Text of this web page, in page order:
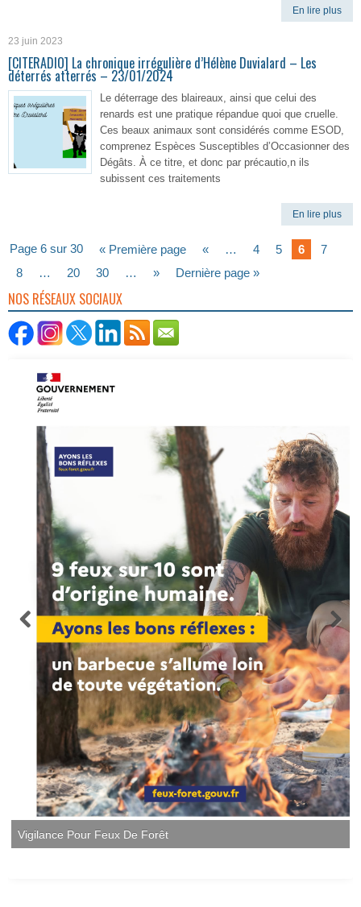
En lire plus
23 juin 2023
[CITERADIO] La chronique irrégulière d’Hélène Duvialard – Les
déterrés atterrés – 23/01/2024
Le déterrage des blaireaux, ainsi que celui des
renards est une pratique répandue quoi que cruelle.
Ces beaux animaux sont considérés comme ESOD,
comprenez Espèces Susceptibles d’Occasionner des
Dégâts. À ce titre, et donc par précautio,n ils
subissent ces traitements
En lire plus
Page 6 sur 30 « Première page « … 4 5 6
7
8
… 20 30 … » Dernière page »
NOS RÉSEAUX SOCIAUX